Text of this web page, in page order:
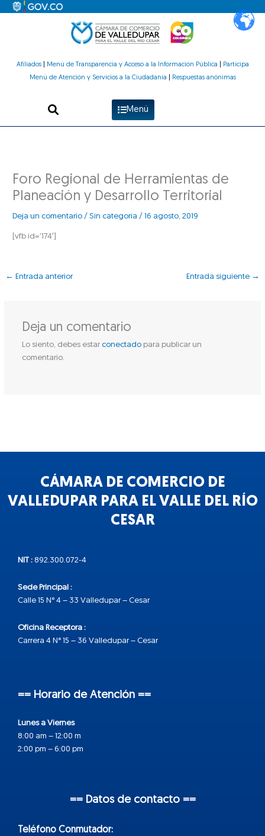
Afiliados| Menú de Transparencia y Acceso a la Información Pública
Participa
Menú de Atención y Servicios a la Ciudadanía
Respuestas anónimas
Menú
Foro Regional de Herramientas de
Planeación y Desarrollo Territorial
Deja un comentario /Sin categoría /16 agosto, 2019
[vfb id=’174′]
← Entrada anterior Entrada siguiente →
Deja un comentario
Lo siento, debes estar conectadopara publicar un
comentario.
CÁMARA DE COMERCIO DE
VALLEDUPAR PARA EL VALLE DEL RÍO
CESAR
NIT : 892.300.072-4
Sede Principal :
Calle 15 N° 4 – 33 Valledupar – Cesar
Oficina Receptora :
Carrera 4 N° 15 – 36 Valledupar – Cesar
== Horario de Atención ==
Lunes a Viernes
8:00 am – 12:00 m
2:00 pm – 6:00 pm
== Datos de contacto ==
Teléfono Conmutador: